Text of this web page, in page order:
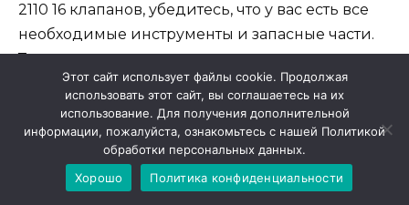
2110 16 клапанов, убедитесь, что у вас есть все
необходимые инструменты и запасные части.
Также рекомендуется прочитать руководство
по ремонту, чтобы понять последовательность
действий и особенности данной процедуры.
2. Безопасность
Этот сайт использует файлы cookie. Продолжая
использовать этот сайт, вы соглашаетесь на их
использование. Для получения дополнительной
информации, пожалуйста, ознакомьтесь с нашей Политикой
обработки персональных данных.
Хорошо
Политика конфиденциальности